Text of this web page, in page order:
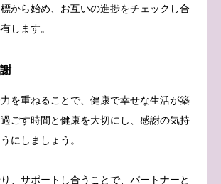
から始め、お互いの進捗をチェックし合
します。
を重ねることで、健康で幸せな生活が築
ごす時間と健康を大切にし、感謝の気持
にしましょう。
、サポートし合うことで、パートナーと